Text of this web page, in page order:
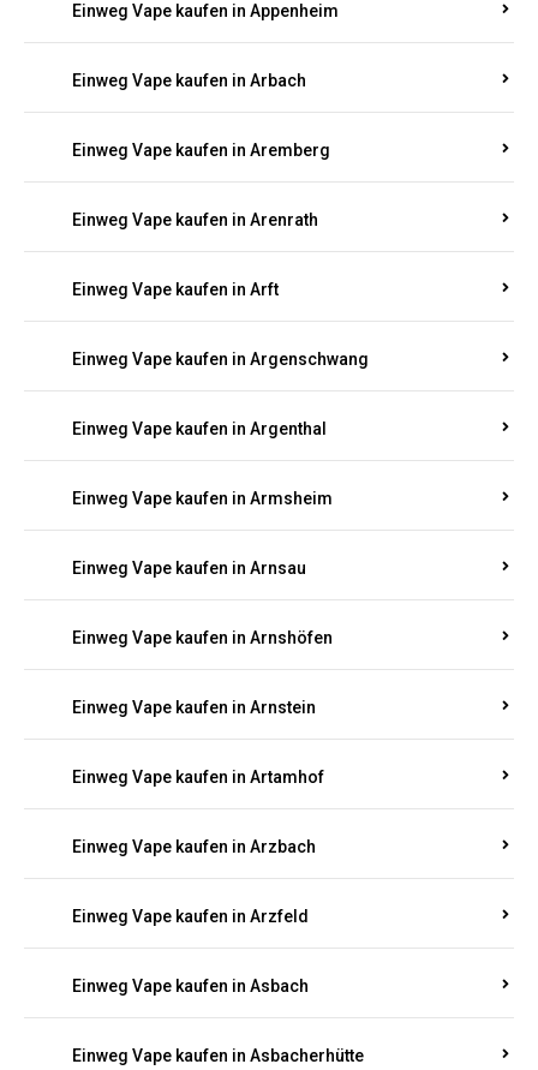
Einweg Vape kaufen in Appenheim
Einweg Vape kaufen in Arbach
Einweg Vape kaufen in Aremberg
Einweg Vape kaufen in Arenrath
Einweg Vape kaufen in Arft
Einweg Vape kaufen in Argenschwang
Einweg Vape kaufen in Argenthal
Einweg Vape kaufen in Armsheim
Einweg Vape kaufen in Arnsau
Einweg Vape kaufen in Arnshöfen
Einweg Vape kaufen in Arnstein
Einweg Vape kaufen in Artamhof
Einweg Vape kaufen in Arzbach
Einweg Vape kaufen in Arzfeld
Einweg Vape kaufen in Asbach
Einweg Vape kaufen in Asbacherhütte